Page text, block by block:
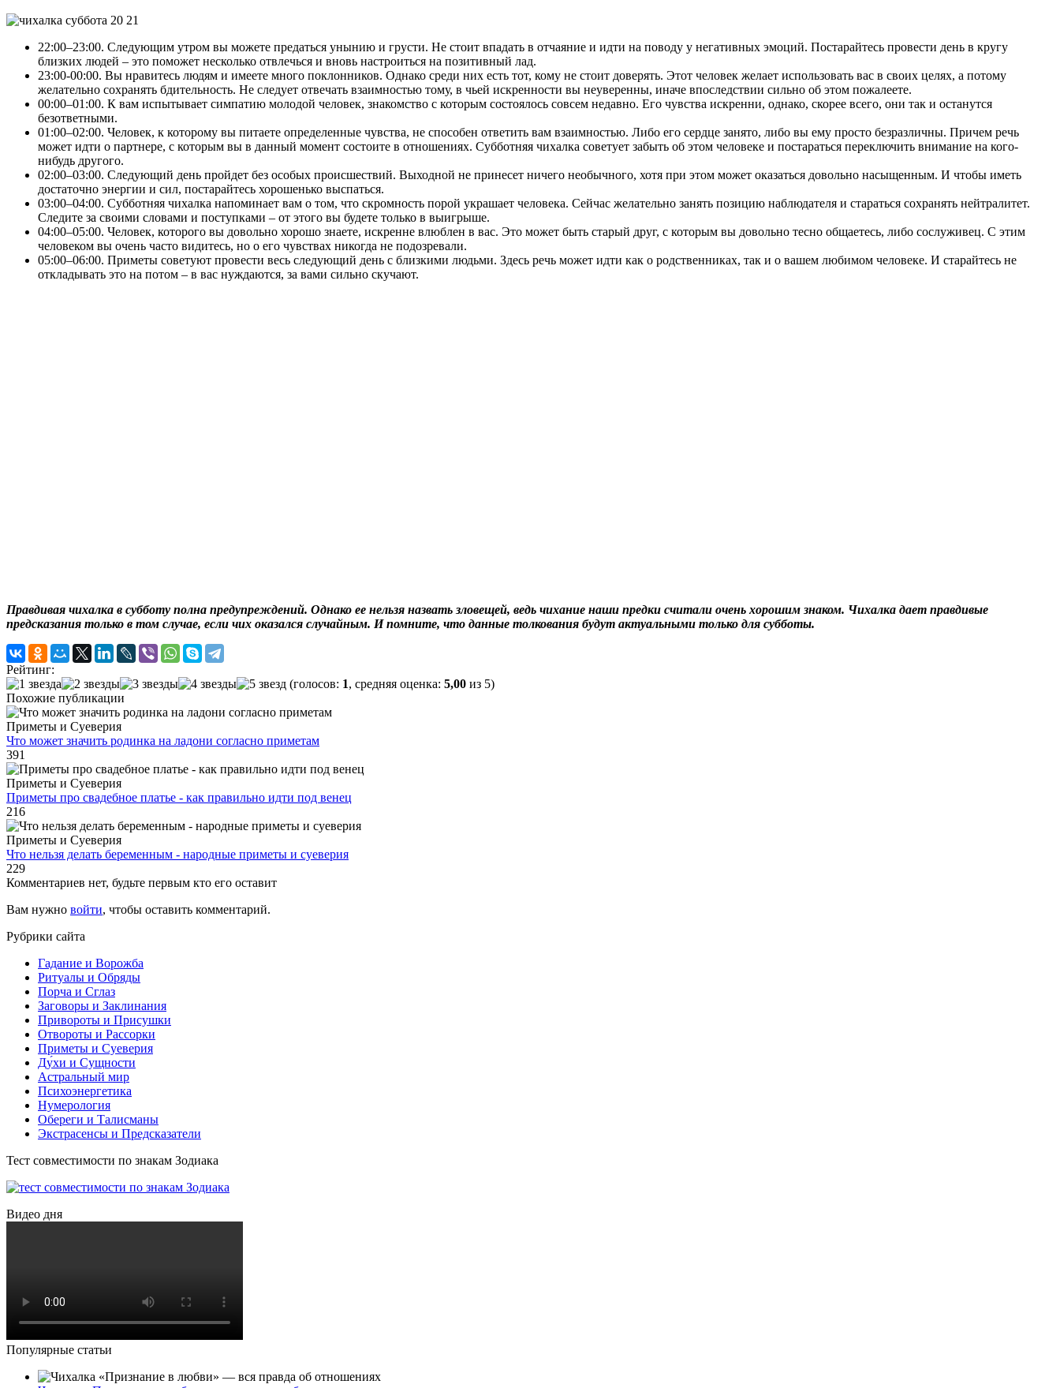
22:00–23:00. Следующим утром вы можете предаться унынию и грусти. Не стоит впадать в отчаяние и идти на поводу у негативных эмоций. Постарайтесь провести день в кругу
близких людей – это поможет несколько отвлечься и вновь настроиться на позитивный лад.
23:00-00:00. Вы нравитесь людям и имеете много поклонников. Однако среди них есть тот, кому не стоит доверять. Этот человек желает использовать вас в своих целях, а потому
желательно сохранять бдительность. Не следует отвечать взаимностью тому, в чьей искренности вы неуверенны, иначе впоследствии сильно об этом пожалеете.
00:00–01:00. К вам испытывает симпатию молодой человек, знакомство с которым состоялось совсем недавно. Его чувства искренни, однако, скорее всего, они так и останутся
безответными.
01:00–02:00. Человек, к которому вы питаете определенные чувства, не способен ответить вам взаимностью. Либо его сердце занято, либо вы ему просто безразличны. Причем речь
может идти о партнере, с которым вы в данный момент состоите в отношениях. Субботняя чихалка советует забыть об этом человеке и постараться переключить внимание на кого-
нибудь другого.
02:00–03:00. Следующий день пройдет без особых происшествий. Выходной не принесет ничего необычного, хотя при этом может оказаться довольно насыщенным. И чтобы иметь
достаточно энергии и сил, постарайтесь хорошенько выспаться.
03:00–04:00. Субботняя чихалка напоминает вам о том, что скромность порой украшает человека. Сейчас желательно занять позицию наблюдателя и стараться сохранять нейтралитет.
Следите за своими словами и поступками – от этого вы будете только в выигрыше.
04:00–05:00. Человек, которого вы довольно хорошо знаете, искренне влюблен в вас. Это может быть старый друг, с которым вы довольно тесно общаетесь, либо сослуживец. С этим
человеком вы очень часто видитесь, но о его чувствах никогда не подозревали.
05:00–06:00. Приметы советуют провести весь следующий день с близкими людьми. Здесь речь может идти как о родственниках, так и о вашем любимом человеке. И старайтесь не
откладывать это на потом – в вас нуждаются, за вами сильно скучают.
Правдивая чихалка в субботу полна предупреждений. Однако ее нельзя назвать зловещей, ведь чихание наши предки считали очень хорошим знаком. Чихалка дает правдивые
предсказания только в том случае, если чих оказался случайным. И помните, что данные толкования будут актуальными только для субботы.
Рейтинг:
(голосов: 1, средняя оценка: 5,00 из 5)
Похожие публикации
Приметы и Суеверия
Что может значить родинка на ладони согласно приметам
391
Приметы и Суеверия
Приметы про свадебное платье - как правильно идти под венец
216
Приметы и Суеверия
Что нельзя делать беременным - народные приметы и суеверия
229
Комментариев нет, будьте первым кто его оставит
Вам нужно войти, чтобы оставить комментарий.
Рубрики сайта
Гадание и Ворожба
Ритуалы и Обряды
Порча и Сглаз
Заговоры и Заклинания
Привороты и Присушки
Отвороты и Рассорки
Приметы и Суеверия
Ду́хи и Сущности
Астральный мир
Психоэнергетика
Нумерология
Обереги и Талисманы
Экстрасенсы и Предсказатели
Тест совместимости по знакам Зодиака
Видео дня
Популярные статьи